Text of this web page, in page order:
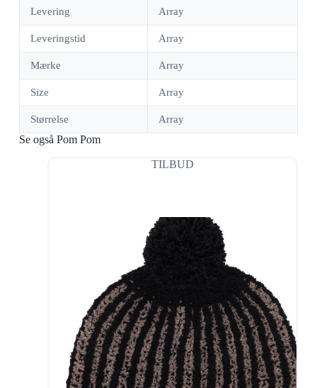
Levering Array
Leveringstid Array
Mærke Array
Size Array
Størrelse Array
Se også Pom Pom
TILBUD